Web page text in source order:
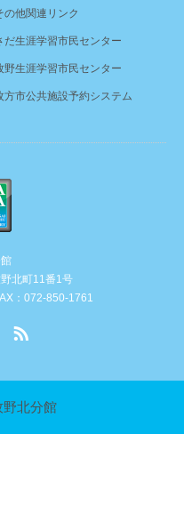
の他関連リンク
だ生涯学習市民センター
野生涯学習市民センター
方市公共施設予約システム
北町11番1号
：072-850-1761
野北分館